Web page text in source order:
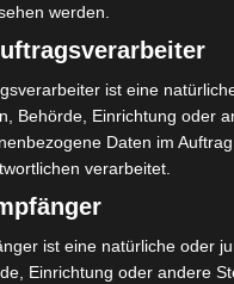
(111)
(96)
(88)
2024(89)
(93)
werden.
ist eine
Behörde, Einrichtung oder
Daten im
verarbeitet.
ist eine natürliche oder
Einrichtung oder andere